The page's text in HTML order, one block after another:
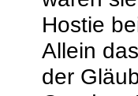
Hostie
Allein
der